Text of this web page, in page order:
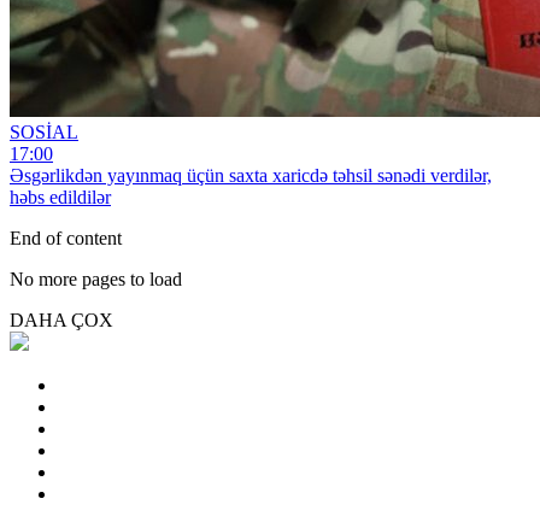
SOSİAL
17:00
Əsgərlikdən yayınmaq üçün saxta xaricdə təhsil sənədi verdilər,
həbs edildilər
End of content
No more pages to load
DAHA ÇOX